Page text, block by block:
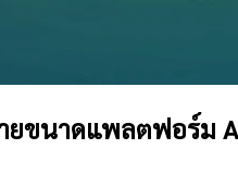
ยขนาดแพลตฟอร์ม